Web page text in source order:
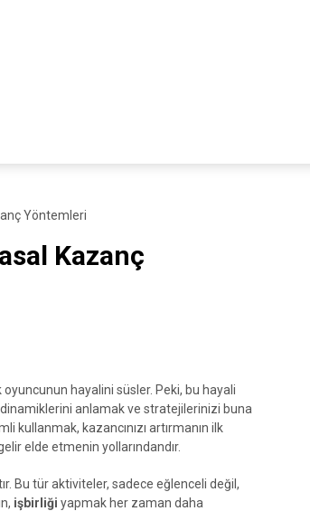
Yöntemleri
Kazanç
hayalini süsler. Peki, bu hayali
anlamak ve stratejilerinizi buna
kullanmak, kazancınızı artırmanın ilk
elde etmenin yollarındandır.
Bu tür aktiviteler, sadece eğlenceli değil,
işbirliği yapmak her zaman daha